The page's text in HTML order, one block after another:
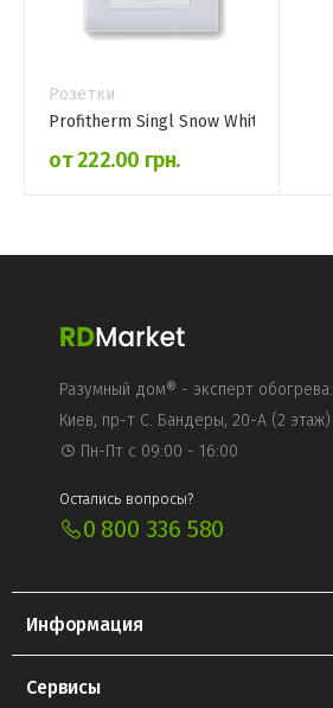
Розетки
Profitherm Singl Snow White
от 222.00 грн.
Разумный дом® - эксперт обогрева:
Киев, пр-т С. Бандеры, 20-А (2 этаж)
Пн-Пт с 09:00 - 16:00
Остались вопросы?
0 800 336 580
Информация
Сервисы